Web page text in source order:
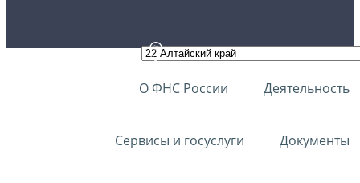
О ФНС России Деятельность
Сервисы и госуслуги Документы